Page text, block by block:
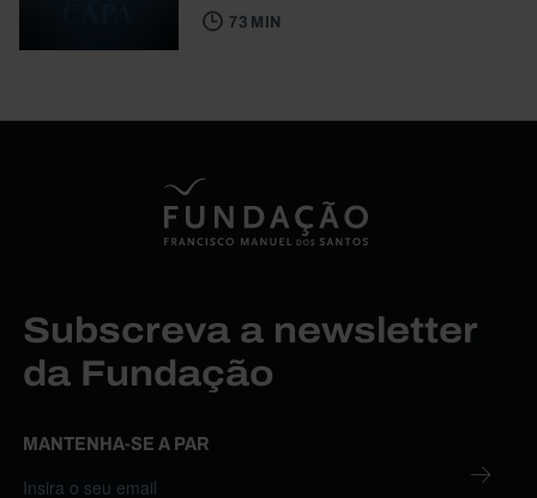
73 MIN
Subscreva a newsletter
da Fundação
MANTENHA-SE A PAR